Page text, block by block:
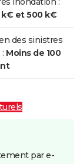
5 j Oui
k€ et 500 k€
des sinistres
Moins de 100
par e-